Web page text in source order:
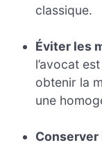
classique.
Éviter les
l’avocat
obtenir la
une